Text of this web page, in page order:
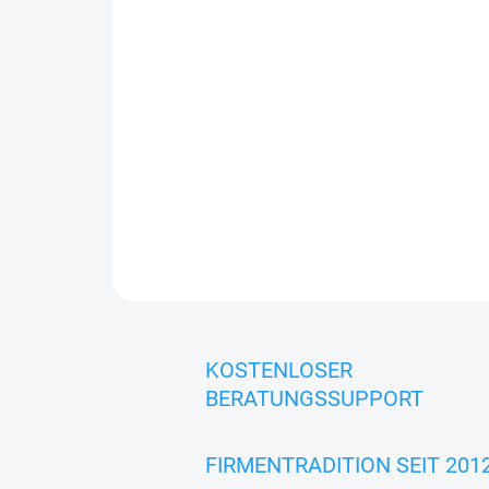
KOSTENLOSER
BERATUNGSSUPPORT
FIRMENTRADITION SEIT